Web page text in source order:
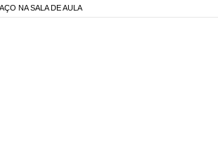
NA SALA DE AULA